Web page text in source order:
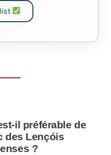
il préférable de
des Lençóis
?